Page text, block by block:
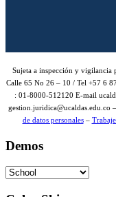
Sujeta a inspección y vigilancia
Calle 65 No 26 – 10 / Tel +57 6
: 01-8000-512120 E-mail
gestion.juridica@ucaldas.edu.co
de datos personales–
Demos